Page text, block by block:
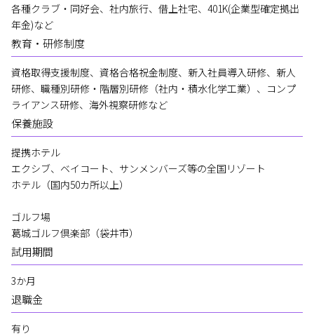
各種クラブ・同好会、社内旅行、借上社宅、401K(企業型確定拠出
年金)など
教育・研修制度
資格取得支援制度、資格合格祝金制度、新入社員導入研修、新人
研修、職種別研修・階層別研修（社内・積水化学工業）、コンプ
ライアンス研修、海外視察研修など
保養施設
提携ホテル
エクシブ、ベイコート、サンメンバーズ等の全国リゾート
ホテル（国内50カ所以上）
ゴルフ場
葛城ゴルフ倶楽部（袋井市）
試用期間
3か月
退職金
有り